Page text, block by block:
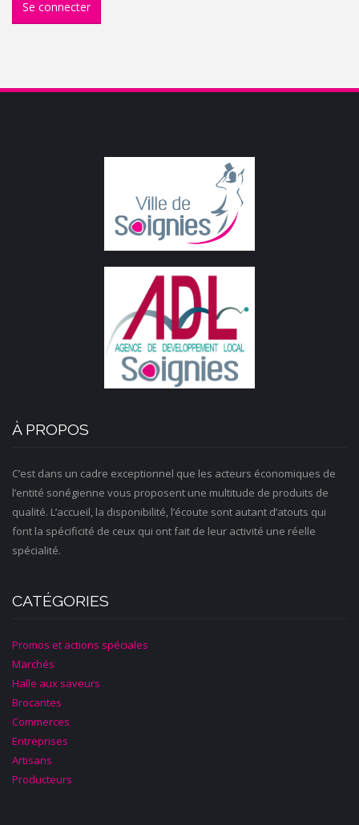
Se connecter
À PROPOS
C’est dans un cadre exceptionnel que les acteurs économiques de
l’entité sonégienne vous proposent une multitude de produits de
qualité. L’accueil, la disponibilité, l’écoute sont autant d’atouts qui
font la spécificité de ceux qui ont fait de leur activité une réelle
spécialité.
CATÉGORIES
Promos et actions spéciales
Marchés
Halle aux saveurs
Brocantes
Commerces
Entreprises
Artisans
Producteurs